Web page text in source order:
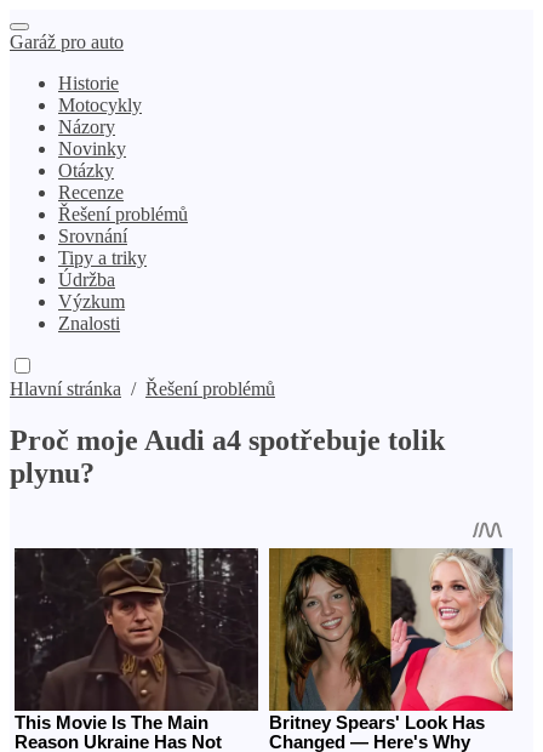
Garáž pro auto
Historie
Motocykly
Názory
Novinky
Otázky
Recenze
Řešení problémů
Srovnání
Tipy a triky
Údržba
Výzkum
Znalosti
Hlavní stránka / Řešení problémů
Proč moje Audi a4 spotřebuje tolik
plynu?